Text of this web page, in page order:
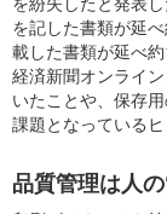
を記した書類が延
載した書類が延べ
経済新聞オンライ
いたことや、保存
課題となっているヒ
品質管理は人